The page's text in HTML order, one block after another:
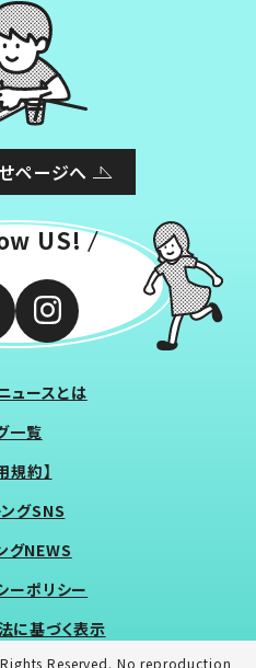
ページへ
US!
ュースとは
一覧
規約】
グSNS
グNEWS
ーポリシー
に基づく表示
Reserved. No reproduction